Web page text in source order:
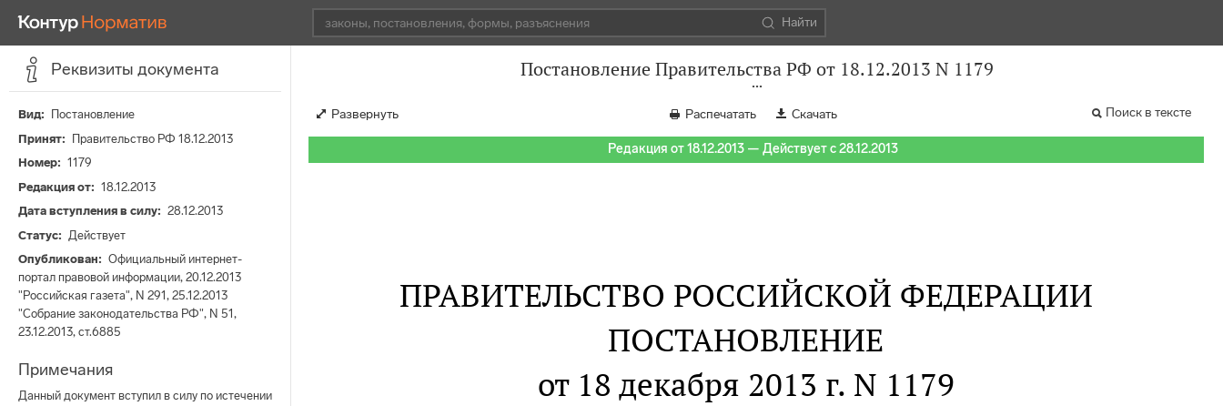
Найти
Реквизиты документа
Вид
Постановление
Принят
Правительство РФ 18.12.2013
Номер
1179
Редакция от
18.12.2013
Дата вступления в силу
28.12.2013
Статус
Действует
Опубликован
Официальный интернет-
портал правовой информации, 20.12.2013
"Российская газета", N 291, 25.12.2013
"Собрание законодательства РФ", N 51,
23.12.2013, ст.6885
Примечания
Данный документ вступил в силу по истечении
Постановление Правительства РФ от 18.12.2013 N 1179
Развернуть Распечатать Скачать Поиск в тексте
Редакция от 18.12.2013 — Действует с 28.12.2013
ПРАВИТЕЛЬСТВО РОССИЙСКОЙ ФЕДЕРАЦИИ
ПОСТАНОВЛЕНИЕ
от 18 декабря 2013 г. N 1179